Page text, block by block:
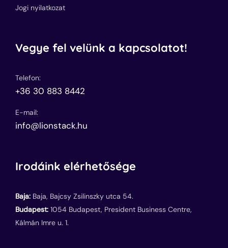
Jogi nyilatkozat
Vegye fel velünk a kapcsolatot!
Telefon:
+36 30 883 8442
E-mail:
info@lionstack.hu
Irodáink elérhetősége
Baja: Baja, Bajcsy Zsilinszky utca 54.
Budapest: 1054 Budapest, President Business Centre,
Kálmán Imre u. 1.